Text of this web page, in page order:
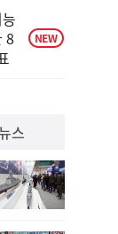
8
NEW
스